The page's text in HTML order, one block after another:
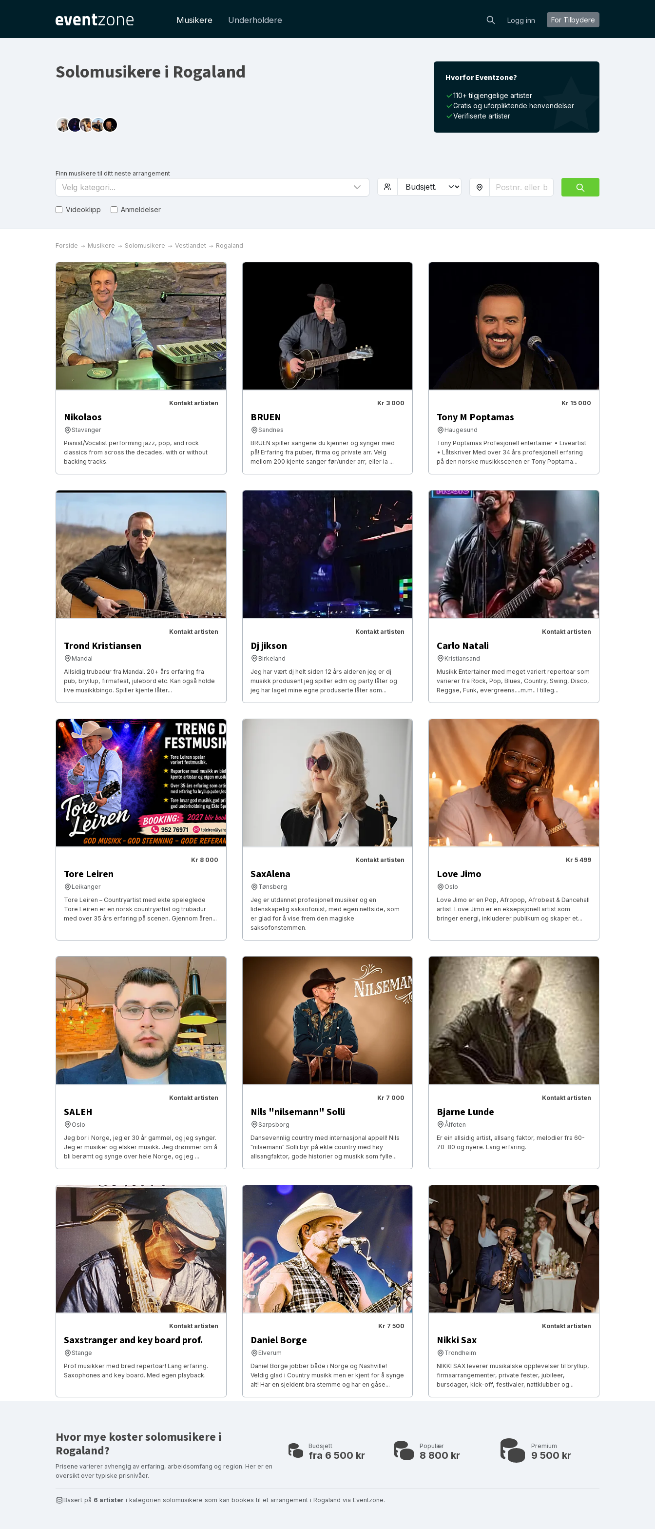
Musikere Underholdere Logg inn For Tilbydere
Solomusikere i Rogaland Hvorfor Eventzone?
110+ tilgjengelige artister
Gratis og uforpliktende henvendelser
Verifiserte artister
Finn musikere til ditt neste arrangement
Velg kategori...
Videoklipp Anmeldelser
Forside Musikere Solomusikere Vestlandet Rogaland
Kontakt artisten
Nikolaos
Stavanger
Pianist/Vocalist performing jazz, pop, and rock
classics from across the decades, with or without
backing tracks.
Kr 3 000
BRUEN
Sandnes
BRUEN spiller sangene du kjenner og synger med
på! Erfaring fra puber, firma og private arr. Velg
mellom 200 kjente sanger før/under arr, eller la ...
Kr 15 000
Tony M Poptamas
Haugesund
Tony Poptamas Profesjonell entertainer • Liveartist
• Låtskriver Med over 34 års profesjonell erfaring
på den norske musikkscenen er Tony Poptama...
Kontakt artisten
Trond Kristiansen
Mandal
Allsidig trubadur fra Mandal. 20+ års erfaring fra
pub, bryllup, firmafest, julebord etc. Kan også holde
live musikkbingo. Spiller kjente låter...
Kontakt artisten
Dj jikson
Birkeland
Jeg har vært dj helt siden 12 års alderen jeg er dj
musikk produsent jeg spiller edm og party låter og
jeg har laget mine egne produserte låter som...
Kontakt artisten
Carlo Natali
Kristiansand
Musikk Entertainer med meget variert repertoar som
varierer fra Rock, Pop, Blues, Country, Swing, Disco,
Reggae, Funk, evergreens....m.m.. I tilleg...
Kr 8 000
Tore Leiren
Leikanger
Tore Leiren – Countryartist med ekte speleglede
Tore Leiren er en norsk countryartist og trubadur
med over 35 års erfaring på scenen. Gjennom åren...
Kontakt artisten
SaxAlena
Tønsberg
Jeg er utdannet profesjonell musiker og en
lidenskapelig saksofonist, med egen nettside, som
er glad for å vise frem den magiske
saksofonstemmen.
Kr 5 499
Love Jimo
Oslo
Love Jimo er en Pop, Afropop, Afrobeat & Dancehall
artist. Love Jimo er en eksepsjonell artist som
bringer energi, inkluderer publikum og skaper et...
Kontakt artisten
SALEH
Oslo
Jeg bor i Norge, jeg er 30 år gammel, og jeg synger.
Jeg er musiker og elsker musikk. Jeg drømmer om å
bli berømt og synge over hele Norge, og jeg ...
Kr 7 000
Nils "nilsemann" Solli
Sarpsborg
Dansevennlig country med internasjonal appell! Nils
"nilsemann" Solli byr på ekte country med høy
allsangfaktor, gode historier og musikk som fylle...
Kontakt artisten
Bjarne Lunde
Ålfoten
Er ein allsidig artist, allsang faktor, melodier fra 60-
70-80 og nyere. Lang erfaring.
Kontakt artisten
Saxstranger and key board prof.
Stange
Prof musikker med bred repertoar! Lang erfaring.
Saxophones and key board. Med egen playback.
Kr 7 500
Daniel Borge
Elverum
Daniel Borge jobber både i Norge og Nashville!
Veldig glad i Country musikk men er kjent for å synge
alt! Har en sjeldent bra stemme og har en gåse...
Kontakt artisten
Nikki Sax
Trondheim
NIKKI SAX leverer musikalske opplevelser til bryllup,
firmaarrangementer, private fester, jubileer,
bursdager, kick-off, festivaler, nattklubber og...
Hvor mye koster solomusikere i
Rogaland?
Prisene varierer avhengig av erfaring, arbeidsomfang og region. Her er en
oversikt over typiske prisnivåer.
Budsjett
fra 6 500 kr
Populær
8 800 kr
Premium
9 500 kr
Basert på 6 artister i kategorien solomusikere som kan bookes til et arrangement i Rogaland via Eventzone.